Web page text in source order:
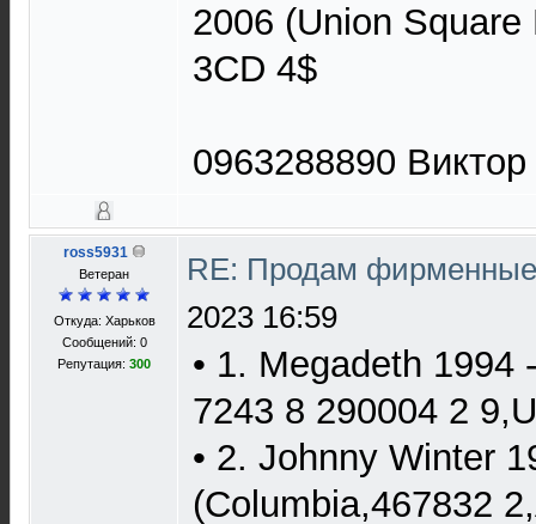
2006 (Union
3CD 4$
0963288890 Виктор
ross5931
Ветеран
Откуда: Харьков
Сообщений: 0
Репутация: 300
RE: Продам
2023 16:59
• 1. Megadeth 1994
7243 8 290004 2
• 2. Johnny Winter
(Columbia,467832